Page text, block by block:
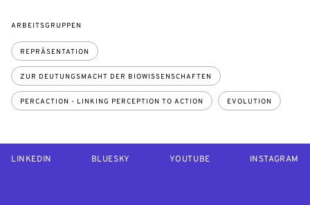
ARBEITSGRUPPEN
REPRÄSENTATION
ZUR DEUTUNGSMACHT DER BIOWISSENSCHAFTEN
PERCACTION - LINKING PERCEPTION TO ACTION EVOLUTION
LINKEDIN BLUESKY YOUTUBE INSTAGRAM